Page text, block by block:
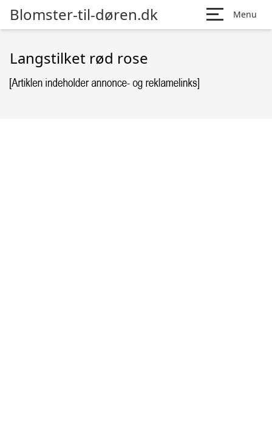
Blomster-til-døren.dk Menu
Langstilket rød rose